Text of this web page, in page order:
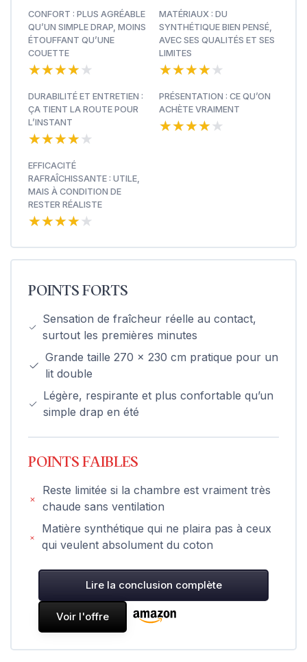
CONFORT : PLUS AGRÉABLE
QU’UN SIMPLE DRAP, MOINS
ÉTOUFFANT QU’UNE
COUETTE
★★★★★
★★★★★
MATÉRIAUX : DU
SYNTHÉTIQUE BIEN PENSÉ,
AVEC SES QUALITÉS ET SES
LIMITES
★★★★★
★★★★★
DURABILITÉ ET ENTRETIEN :
ÇA TIENT LA ROUTE POUR
L’INSTANT
★★★★★
★★★★★
PRÉSENTATION : CE QU’ON
ACHÈTE VRAIMENT
★★★★★
★★★★★
EFFICACITÉ
RAFRAÎCHISSANTE : UTILE,
MAIS À CONDITION DE
RESTER RÉALISTE
★★★★★
★★★★★
POINTS FORTS
Sensation de fraîcheur réelle au contact,
surtout les premières minutes
Grande taille 270 x 230 cm pratique pour un
lit double
Légère, respirante et plus confortable qu’un
simple drap en été
POINTS FAIBLES
Reste limitée si la chambre est vraiment très
chaude sans ventilation
Matière synthétique qui ne plaira pas à ceux
qui veulent absolument du coton
Lire la conclusion complète
Voir l'offre